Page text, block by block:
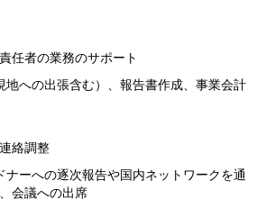
任者の業務のサポート
への出張含む）、報告書作成、事業会計
絡調整
ーへの逐次報告や国内ネットワークを通
会議への出席